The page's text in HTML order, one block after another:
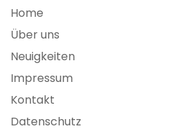
Home
Über uns
Neuigkeiten
Impressum
Kontakt
Datenschutz